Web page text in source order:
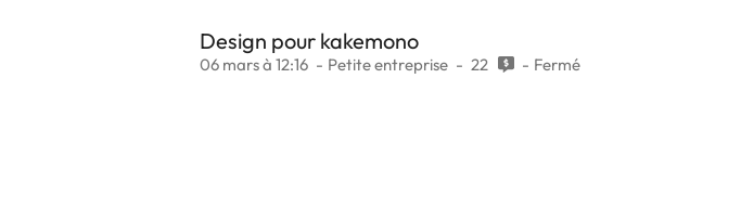
Design pour kakemono
06 mars à 12:16 Petite entreprise 22 Fermé